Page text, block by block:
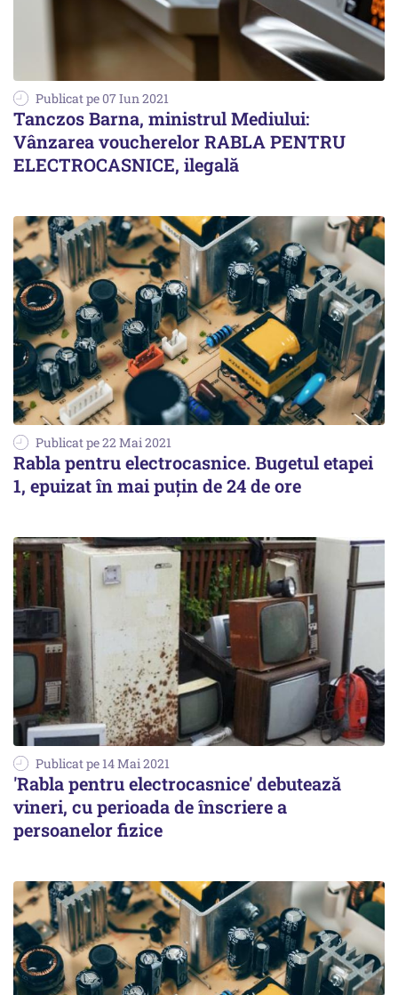
Publicat pe 07 Iun 2021
Tanczos Barna, ministrul Mediului:
Vânzarea voucherelor RABLA PENTRU
ELECTROCASNICE, ilegală
Publicat pe 22 Mai 2021
Rabla pentru electrocasnice. Bugetul etapei
1, epuizat în mai puțin de 24 de ore
Publicat pe 14 Mai 2021
'Rabla pentru electrocasnice' debutează
vineri, cu perioada de înscriere a
persoanelor fizice